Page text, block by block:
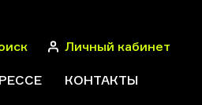
Личный кабинет
КОНТАКТЫ